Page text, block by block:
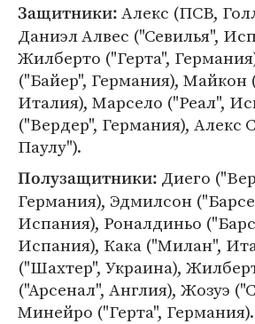
Защитники: Алекс (ПСВ,
Даниэл Алвес ("Севилья",
Жилберто ("Герта",
("Байер", Германия), Майкон
Италия), Марсело ("Реал",
("Вердер", Германия), Алекс
Паулу").
Полузащитники: Диего
Германия), Эдмилсон
Испания), Роналдиньо
Испания), Кака ("Милан",
("Шахтер", Украина),
("Арсенал", Англия), Жозуэ
Минейро ("Герта", Германия).